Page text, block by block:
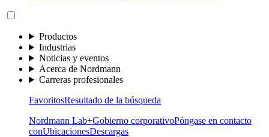
Productos
Industrias
Noticias y eventos
Acerca de Nordmann
Carreras profesionales
FavoritosResultado de la búsqueda
Nordmann Lab+Gobierno corporativoPóngase en contacto
conUbicacionesDescargas